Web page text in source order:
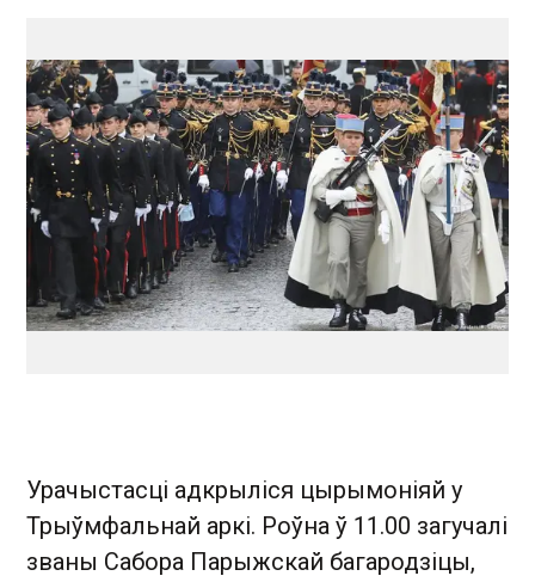
Урачыстасці адкрыліся цырымоніяй у
Трыўмфальнай аркі. Роўна ў 11.00 загучалі
званы Сабора Парыжскай багародзіцы,